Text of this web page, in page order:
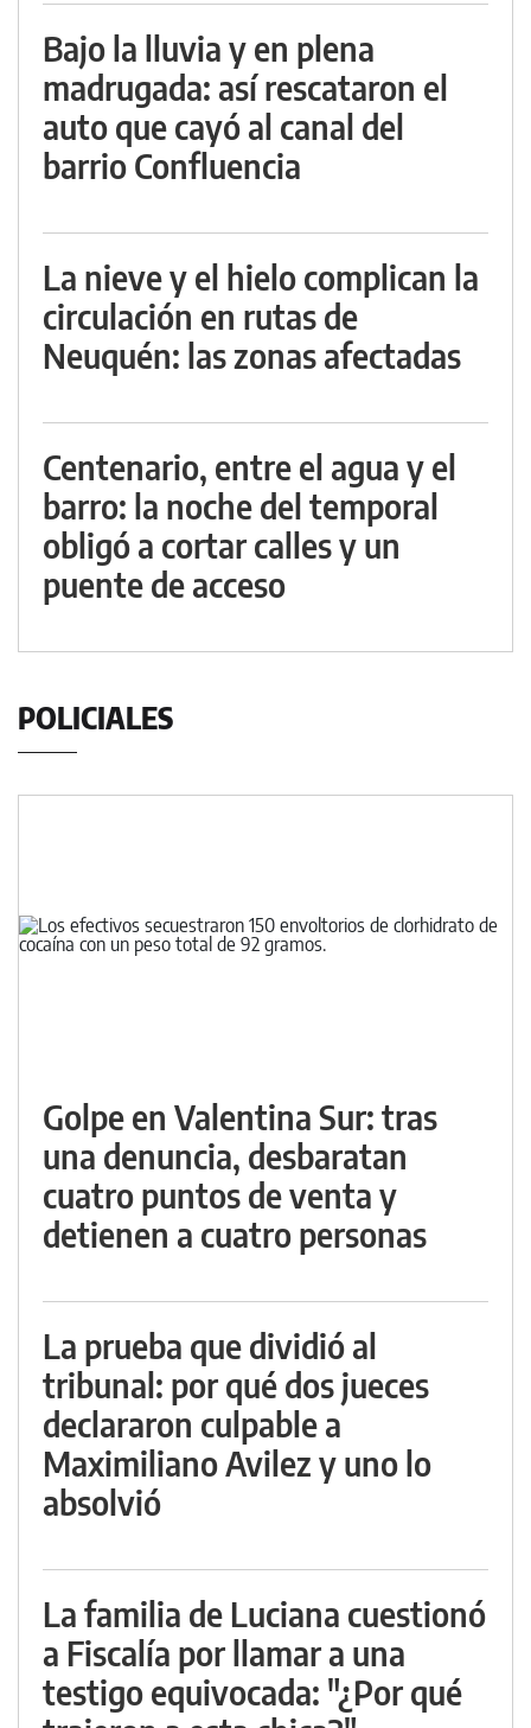
Bajo la lluvia y en plena
madrugada: así rescataron el
auto que cayó al canal del
barrio Confluencia
La nieve y el hielo complican la
circulación en rutas de
Neuquén: las zonas afectadas
Centenario, entre el agua y el
barro: la noche del temporal
obligó a cortar calles y un
puente de acceso
POLICIALES
Golpe en Valentina Sur: tras
una denuncia, desbaratan
cuatro puntos de venta y
detienen a cuatro personas
La prueba que dividió al
tribunal: por qué dos jueces
declararon culpable a
Maximiliano Avilez y uno lo
absolvió
La familia de Luciana cuestionó
a Fiscalía por llamar a una
testigo equivocada: "¿Por qué